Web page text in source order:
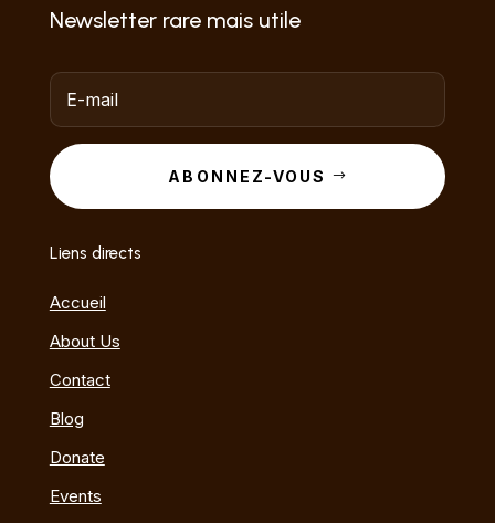
Newsletter rare mais utile
ABONNEZ-VOUS
Liens directs
Accueil
About Us
Contact
Blog
Donate
Events